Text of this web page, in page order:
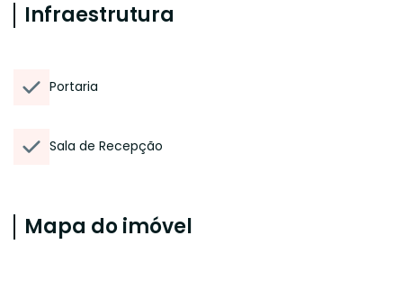
Infraestrutura
Portaria
Sala de Recepção
Mapa do imóvel